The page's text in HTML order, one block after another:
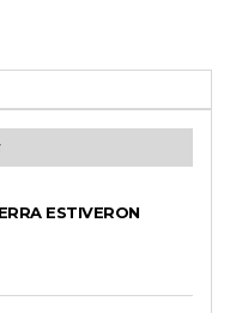
ESTIVERON